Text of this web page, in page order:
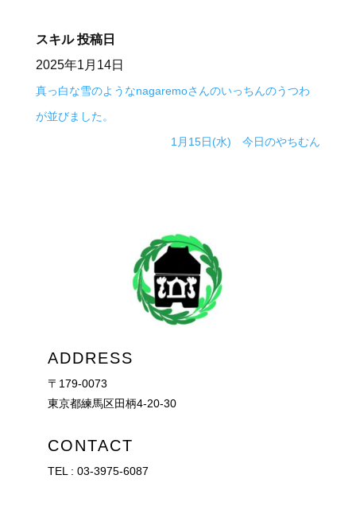
スキル 投稿日
2025年1月14日
真っ白な雪のようなnagaremoさんのいっちんのうつわ
が並びました。
1月15日(水) 今日のやちむん
ADDRESS
〒179-0073
東京都練馬区田柄4-20-30
CONTACT
TEL : 03-3975-6087